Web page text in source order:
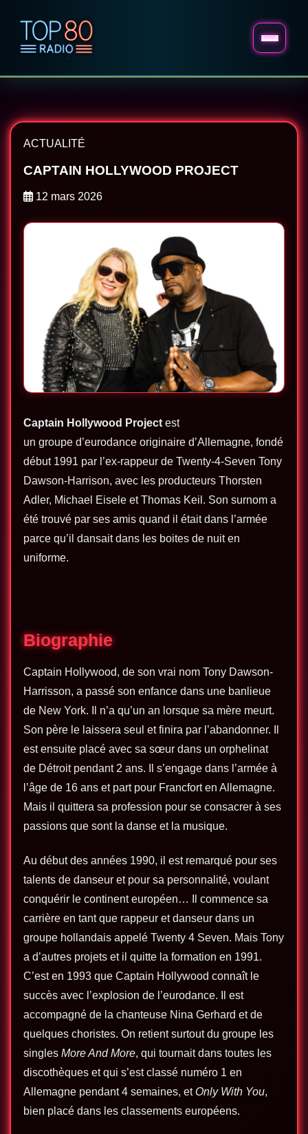
ACTUALITÉ
CAPTAIN HOLLYWOOD PROJECT
12 mars 2026
Captain Hollywood Project est
un groupe d’eurodance originaire d’Allemagne, fondé
début 1991 par l’ex-rappeur de Twenty-4-Seven Tony
Dawson-Harrison, avec les producteurs Thorsten
Adler, Michael Eisele et Thomas Keil. Son surnom a
été trouvé par ses amis quand il était dans l’armée
parce qu’il dansait dans les boites de nuit en
uniforme.
Biographie
Captain Hollywood, de son vrai nom Tony Dawson-
Harrisson, a passé son enfance dans une banlieue
de New York. Il n’a qu’un an lorsque sa mère meurt.
Son père le laissera seul et finira par l’abandonner. Il
est ensuite placé avec sa sœur dans un orphelinat
de Détroit pendant 2 ans. Il s’engage dans l’armée à
l’âge de 16 ans et part pour Francfort en Allemagne.
Mais il quittera sa profession pour se consacrer à ses
passions que sont la danse et la musique.
Au début des années 1990, il est remarqué pour ses
talents de danseur et pour sa personnalité, voulant
conquérir le continent européen… Il commence sa
carrière en tant que rappeur et danseur dans un
groupe hollandais appelé Twenty 4 Seven. Mais Tony
a d’autres projets et il quitte la formation en 1991.
C’est en 1993 que Captain Hollywood connaît le
succès avec l’explosion de l’eurodance. Il est
accompagné de la chanteuse Nina Gerhard et de
quelques choristes. On retient surtout du groupe les
singles More And More, qui tournait dans toutes les
discothèques et qui s’est classé numéro 1 en
Allemagne pendant 4 semaines, etOnly With You,
bien placé dans les classements européens.